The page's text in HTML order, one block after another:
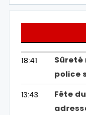
18:41
Sûreté
police
13:43
Fête